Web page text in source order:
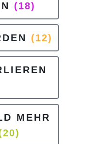
(18)
(12)
MEHR